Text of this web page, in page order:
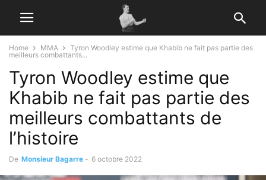
Home MMA
Tyron Woodley estime que Khabib ne fait pas partie des
meilleurs combattants...
Tyron Woodley estime que
Khabib ne fait pas partie des
meilleurs combattants de
l’histoire
De Monsieur Bagarre - 6 octobre 2022